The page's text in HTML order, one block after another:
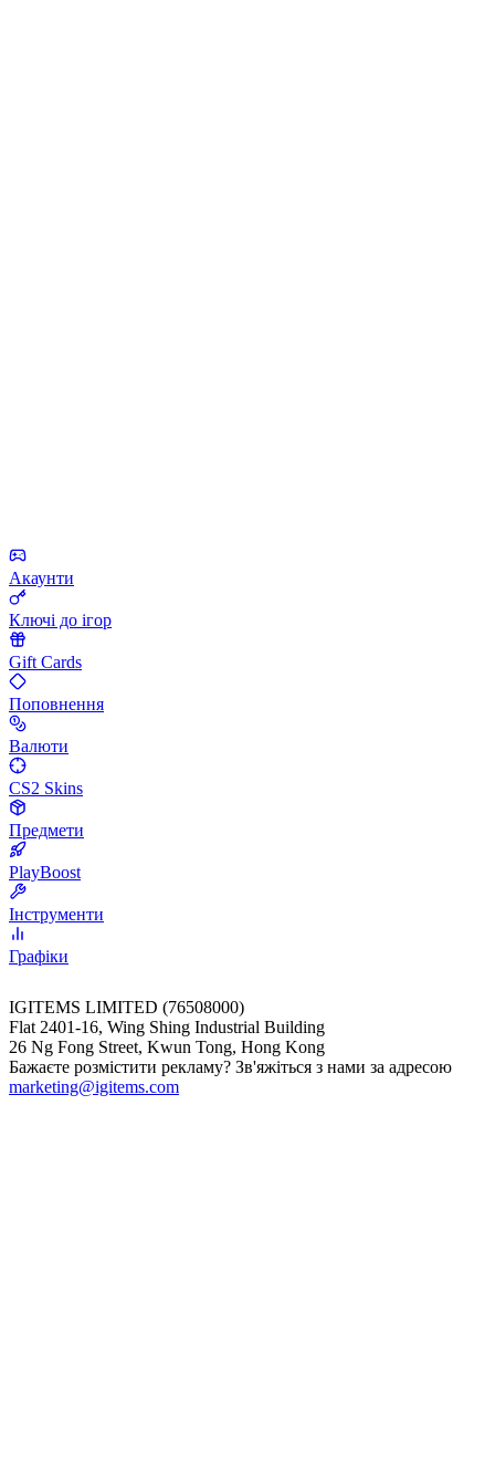
Акаунти
Ключі до ігор
Gift Cards
Поповнення
Валюти
CS2 Skins
Предмети
PlayBoost
Інструменти
Графіки
IGITEMS LIMITED (76508000)
Flat 2401-16, Wing Shing Industrial Building
26 Ng Fong Street, Kwun Tong, Hong Kong
Бажаєте розмістити рекламу? Зв'яжіться з нами за адресою
marketing@igitems.com